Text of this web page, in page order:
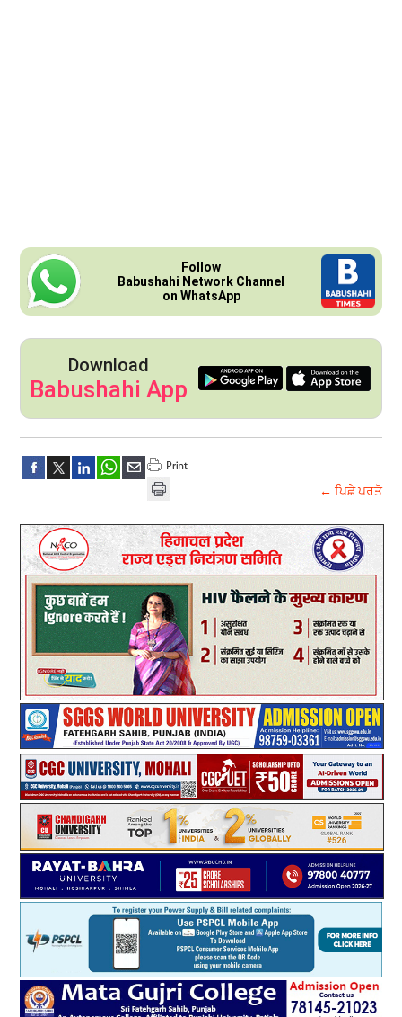
Follow
Babushahi Network Channel
on WhatsApp
Download
Babushahi App
← ਪਿਛੇ ਪਰਤੋ